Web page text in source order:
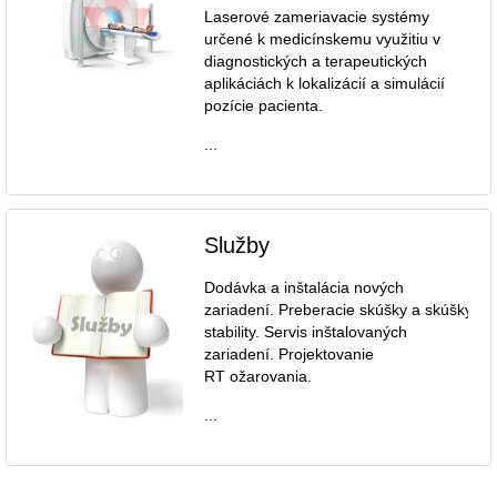
Laserové zameriavacie systémy
určené k medicínskemu využitiu v
diagnostických a terapeutických
aplikáciách k lokalizácií a simulácií
pozície pacienta.
Služby
Dodávka a inštalácia nových
zariadení. Preberacie skúšky a skúšky
stability. Servis inštalovaných
zariadení. Projektovanie
RT ožarovania.